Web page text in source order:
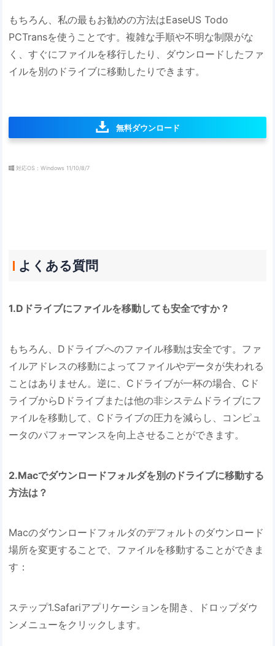
もちろん、私の最もお勧めの方法はEaseUS Todo
PCTransを使うことです。複雑な手順や不明な制限がな
く、すぐにファイルを移行したり、ダウンロードしたファ
イルを別のドライブに移動したりできます。
無料ダウンロード
対応OS：Windows 11/10/8/7
よくある質問
1.Dドライブにファイルを移動しても安全ですか？
もちろん、Dドライブへのファイル移動は安全です。ファ
イルアドレスの移動によってファイルやデータが失われる
ことはありません。逆に、Cドライブが一杯の場合、Cド
ライブからDドライブまたは他の非システムドライブにフ
ァイルを移動して、Cドライブの圧力を減らし、コンピュ
ータのパフォーマンスを向上させることができます。
2.Macでダウンロードフォルダを別のドライブに移動する
方法は？
Macのダウンロードフォルダのデフォルトのダウンロード
場所を変更することで、ファイルを移動することができま
す：
ステップ1.Safariアプリケーションを開き、ドロップダウ
ンメニューをクリックします。